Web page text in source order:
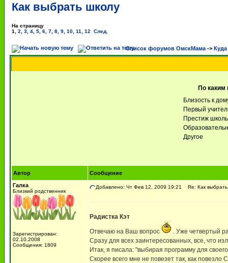
Как выбрать школу
На страницу
1
2 3 4 5 6 7 8 9 10 11 12 След.
Список форумов ОмскМама -> Куда
По
Близость к
Первый
Престиж
Другое
Автор
Сообщение
Галка
Близкий родственник
Зарегистрирован:
02.10.2008
Сообщения: 1809
Добавлено: Чт Фев 12, 2009 19:21 Re: Как
Радистка Кэт
Отвечаю на Ваш вопрос
. Уже четвертый
Сразу для всех заинтересованных, все, что
Итак, я писала: "выбирая программу для
Скорее всего мне не повезет так, как